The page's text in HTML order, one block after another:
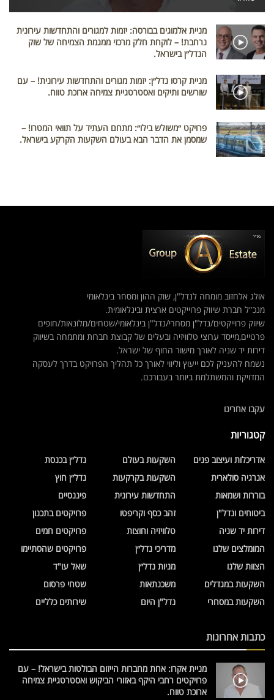
מניית אלמוגים בבורסה: יזמות למגורים והתחדשות עירונית
נרחבת! – לוקחת חלק מרכזי ממגמת הצמיחה של שוק
הנדל״ן בישראל.
מניית קרסו נדל״ן: יזמות מגורים והתחדשות עירונית! – עם
שורשים ותיקים ואסטרטגיית צמיחה ארוכת טווח.
פרויקט ״משולש בילו״: מתחם העתיד על תוואי המטרו! –
שמסמן את הדבר הבא בעולם השקעות הקרקע בישראל.
אולג אלחזוב מומחה לנדל"ן, שוק ההון ומסחר בינלאומי
מנכ"ל חברת שיווק פרוייקטים ארצית ובינלאומית.
שיווק פרוייקטים/נדל"ן מסחרי/נדל"ן בינלאומי/שטחים/מלונאות/חופים
פרטיים,מייסד ערוצי טלוויזיה ובעלים של קבוצת חברות ומתמחה בשיווק
דירות יד שניה לאורך מישור החוף של ישראל.
נשמח להעניק לכם ייעוץ וליווי לאורך כל תהליך הפרויקט בדרך לעסקה
המדויקת והמשתלמת ביותר בעבורכם.
עקבו אחרינו
קטגוריות
אדריכלות ועיצוב פנים
אנרגיה סולארית
בוררות ושמאות
ביטוחים ונדל"ן
דירות יד שניה
המומלצים שלנו
הצוות שלנו
השקעות במגדלים
השקעות במסחרי
השקעות בעולם
השקעות בקרקעות
התחדשות עירונית
זהב כסף וקריפטו
טלוויזיה וחוצות
מדריכי נדל״ן
מניות נדל״ן
משכנתאות
נדל"ן היום
נדל״ן בכנסת
נדל״ן חוץ
פיננסיים
פרויקטים בתכנון
פרויקטים חמים
פרויקטים שהסתיימו
שאל עו"ד
שטחי פרסום
שירותים כלליים
כתבות אחרונות
מניית אקרו: אחת מחברות הייזום הבולטות בישראל! – עם
פרויקטים רחבי היקף באזורי הביקוש ואסטרטגיית צמיחה
ארוכת טווח.